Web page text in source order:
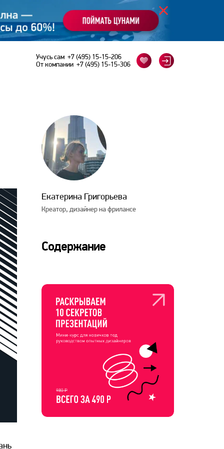
Учусь сам +7 (495) 15-15-206
От компании +7 (495) 15-15-306
Екатерина Григорьева
Креатор, дизайнер на фрилансе
Содержание